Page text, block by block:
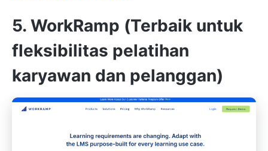
5. WorkRamp (Terbaik untuk
fleksibilitas pelatihan
karyawan dan pelanggan)